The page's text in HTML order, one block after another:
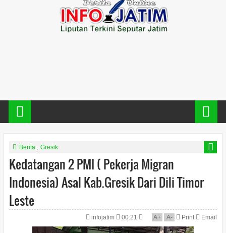
Berita , Gresik
Kedatangan 2 PMI ( Pekerja Migran
Indonesia) Asal Kab.Gresik Dari Dili Timor
Leste
infojatim 00:21 A+ A- Print Email